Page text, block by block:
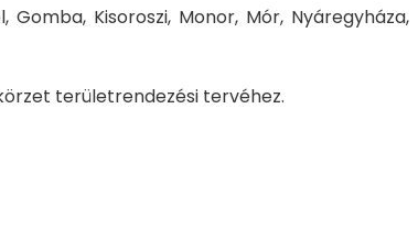
Kisoroszi, Monor, Mór, Nyáregyháza,
területrendezési tervéhez.